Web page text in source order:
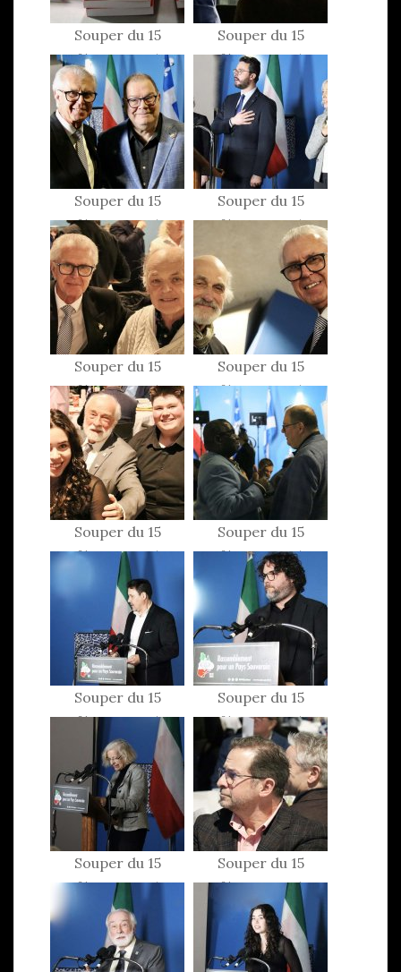
Souper du 15
février 2025
Souper du 15
février 2025
Souper du 15
février 2025
Souper du 15
février 2025
Souper du 15
février 2025
Souper du 15
février 2025
Souper du 15
février 2025
Souper du 15
février 2025
Souper du 15
février 2025
Souper du 15
février 2025
Souper du 15
février 2025
Souper du 15
février 2025